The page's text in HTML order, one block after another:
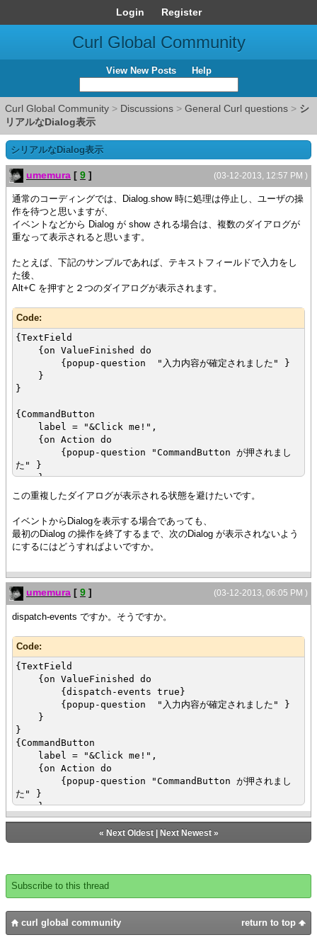
Login Register
Curl Global Community
View New Posts Help
Curl Global Community > Discussions > General Curl questions > シ
リアルなDialog表示
シリアルなDialog表示
(03-12-2013, 12:57 PM )
umemura [ 9 ]
通常のコーディングでは、Dialog.show 時に処理は停止し、ユーザの操
作を待つと思いますが、
イベントなどから Dialog が show される場合は、複数のダイアログが
重なって表示されると思います。
たとえば、下記のサンプルであれば、テキストフィールドで入力をし
た後、
Alt+C を押すと２つのダイアログが表示されます。
Code:
{TextField
{on ValueFinished do
{popup-question "入力内容が確定されました" }
}
}
{CommandButton
label = "&Click me!",
{on Action do
{popup-question "CommandButton が押されまし
た" }
}
}
この重複したダイアログが表示される状態を避けたいです。
イベントからDialogを表示する場合であっても、
最初のDialog の操作を終了するまで、次のDialog が表示されないよう
にするにはどうすればよいですか。
(03-12-2013, 06:05 PM )
umemura [ 9 ]
dispatch-events ですか。そうですか。
Code:
{TextField
{on ValueFinished do
{dispatch-events true}
{popup-question "入力内容が確定されました" }
}
}
{CommandButton
label = "&Click me!",
{on Action do
{popup-question "CommandButton が押されまし
た" }
}
}
« Next Oldest| Next Newest»
Subscribe to this thread
return to top
curl global community